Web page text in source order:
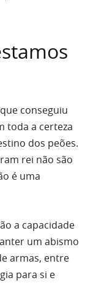
conseguiu
toda a certeza
dos peões.
rei não são
é uma
a capacidade
um abismo
armas, entre
para si e